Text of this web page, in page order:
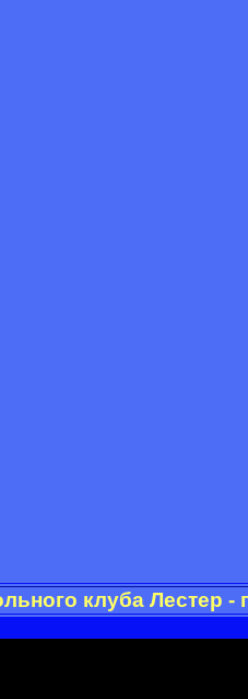
клуба Лестер